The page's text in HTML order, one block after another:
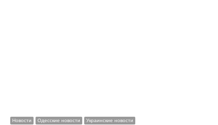
Новости Одесские новости Украинские новости